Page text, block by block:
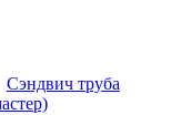
Сэндвич труба